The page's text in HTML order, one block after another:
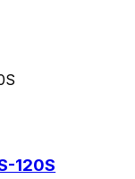
120S